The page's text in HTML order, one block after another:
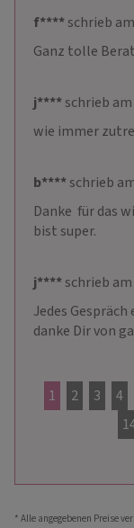
f****schrieb
Ganz tolle
j****schrieb am
wie immer
b****schrieb
Danke  für das
bist super.
j****schrieb am
Jedes
danke Dir von
1 2 3 4
* Alle angegebenen Preise